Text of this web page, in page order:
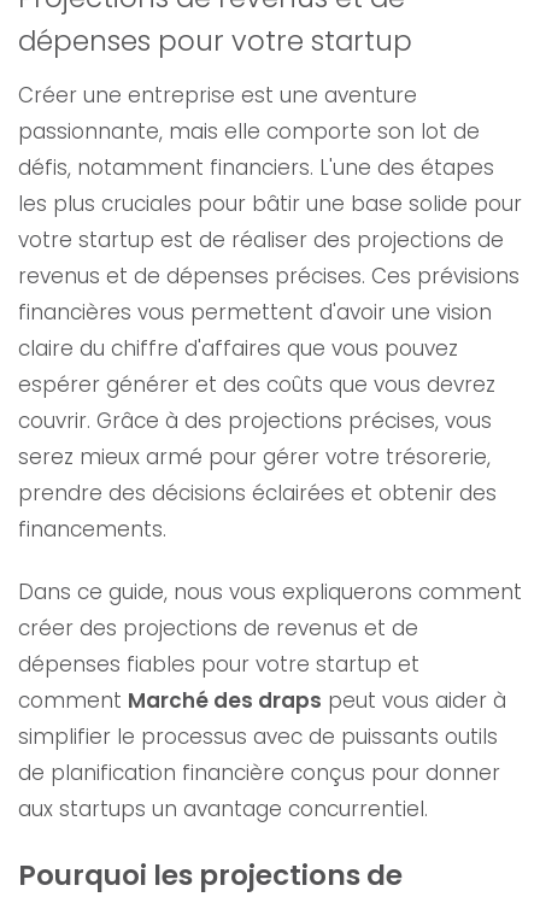
dépenses pour votre startup
Créer une entreprise est une aventure
passionnante, mais elle comporte son lot de
défis, notamment financiers. L'une des étapes
les plus cruciales pour bâtir une base solide pour
votre startup est de réaliser des projections de
revenus et de dépenses précises. Ces prévisions
financières vous permettent d'avoir une vision
claire du chiffre d'affaires que vous pouvez
espérer générer et des coûts que vous devrez
couvrir. Grâce à des projections précises, vous
serez mieux armé pour gérer votre trésorerie,
prendre des décisions éclairées et obtenir des
financements.
Dans ce guide, nous vous expliquerons comment
créer des projections de revenus et de
dépenses fiables pour votre startup et
comment Marché des draps peut vous aider à
simplifier le processus avec de puissants outils
de planification financière conçus pour donner
aux startups un avantage concurrentiel.
Pourquoi les projections de